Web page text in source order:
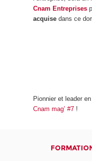
Cnam Entreprises
acquise dans ce
Pionnier et leader
Cnam mag’ #7 !